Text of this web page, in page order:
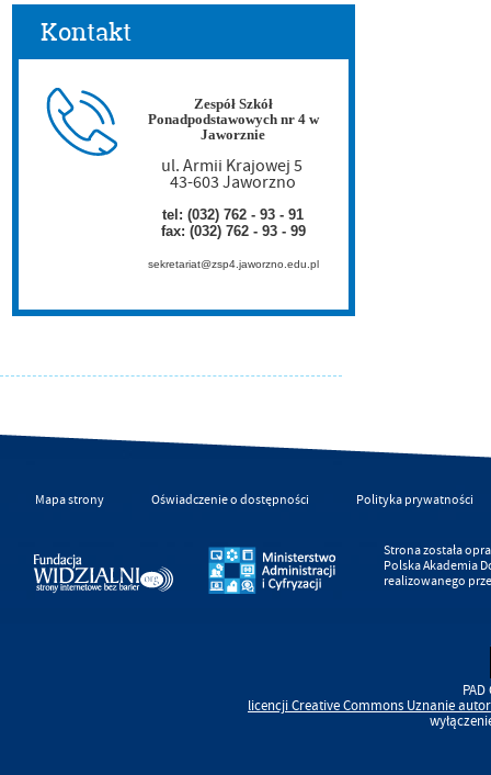
Kontakt
Zespół Szkół
Ponadpodstawowych nr 4 w
Jaworznie
ul. Armii Krajowej 5
43-603 Jaworzno
tel: (032) 762 - 93 - 91
fax: (032) 762 - 93 - 99
sekretariat@zsp4.jaworzno.edu.pl
Mapa strony Oświadczenie o dostępności Polityka prywatności
Strona została
Polska Akademia
realizowanego
licencjiCreative Commons Uznanie